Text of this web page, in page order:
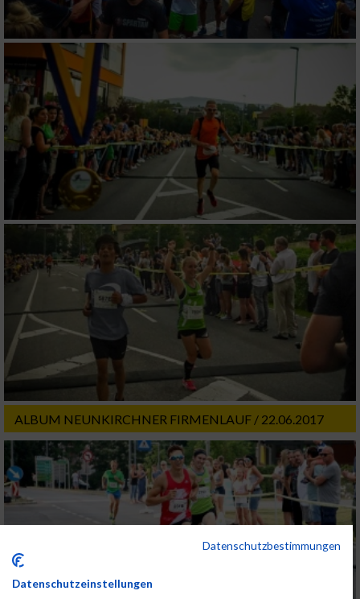
ALBUM NEUNKIRCHNER FIRMENLAUF / 22.06.2017
Datenschutzbestimmungen
Datenschutzeinstellungen